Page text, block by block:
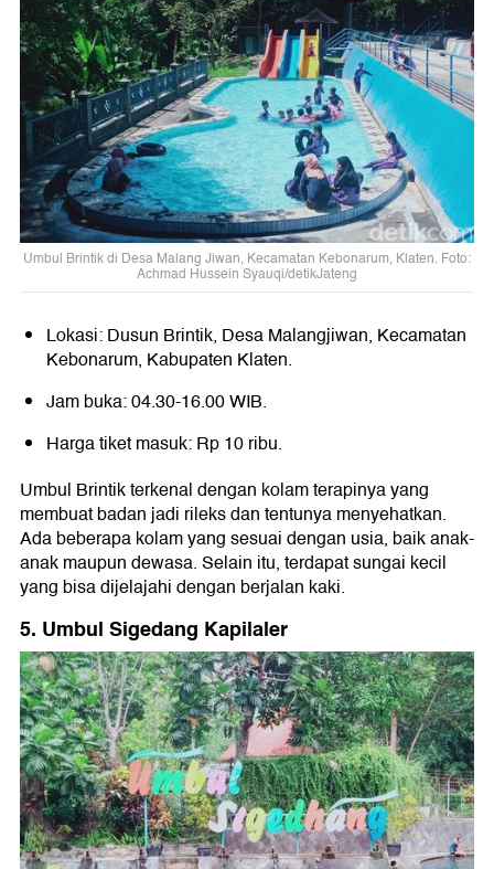
Umbul Brintik di Desa Malang Jiwan, Kecamatan Kebonarum, Klaten. Foto:
Achmad Hussein Syauqi/detikJateng
Lokasi: Dusun Brintik, Desa Malangjiwan, Kecamatan
Kebonarum, Kabupaten Klaten.
Jam buka: 04.30-16.00 WIB.
Harga tiket masuk: Rp 10 ribu.
Umbul Brintik terkenal dengan kolam terapinya yang
membuat badan jadi rileks dan tentunya menyehatkan.
Ada beberapa kolam yang sesuai dengan usia, baik anak-
anak maupun dewasa. Selain itu, terdapat sungai kecil
yang bisa dijelajahi dengan berjalan kaki.
5. Umbul Sigedang Kapilaler